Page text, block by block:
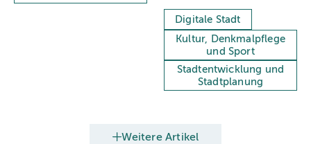
Stadtentwicklung per App
erlebbar.
Digitale Stadt
Kultur, Denkmalpflege
und Sport
Stadtentwicklung und
Stadtplanung
Weitere Artikel